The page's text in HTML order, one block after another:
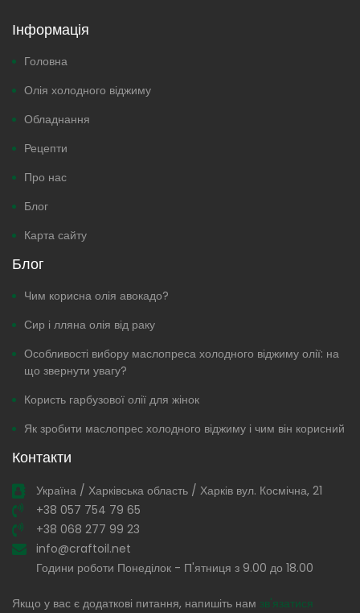
Інформація
Головна
Олія холодного віджиму
Обладнання
Рецепти
Про нас
Блог
Карта сайту
Блог
Чим корисна олія авокадо?
Сир і лляна олія від раку
Особливості вибору маслопреса холодного віджиму олії: на
що звернути увагу?
Користь гарбузової олії для жінок
Як зробити маслопрес холодного віджиму і чим він корисний
Контакти
Україна / Харківська область / Харків вул. Космічна, 21
+38 057 754 79 65
+38 068 277 99 23
info@craftoil.net
Години роботи Понеділок - П'ятниця з 9.00 до 18.00
Якщо у вас є додаткові питання, напишіть нам зв'язатися